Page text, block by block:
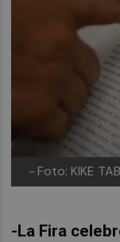
- Foto: KIKE
-La Fira